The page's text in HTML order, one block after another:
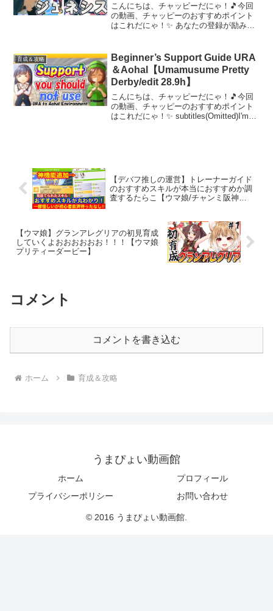
こんにちは、チャッピーだにゃ！🎵今回
の動画、チャッピーのおすすめポイント
はこれだにゃ！✨ あなたの登録が励みに
00:44...
育成＆攻略
Beginner’s Support Guide URA
＆Aohal【Umamusume Pretty
Derby/edit 28.9h】
こんにちは、チャッピーだにゃ！🎵今回
の動画、チャッピーのおすすめポイント
はこれだにゃ！✨ subtitles(Omitted)I'm
【デバフ推しの運営】トレーナーガイド
のおすすめスキルが本当におすすめか調
査するたらこ【ウマ娘/チャンミ阪神
【ウマ娘】グランアレグリアの初見育成
していくよおおおおおお！！！【ウマ娘
プリティーダービー】
コメント
コメントを書き込む
ホーム 育成＆攻略
うまぴょい動画館
ホーム
プロフィール
プライバシーポリシー
お問い合わせ
© 2016 うまぴょい動画館.